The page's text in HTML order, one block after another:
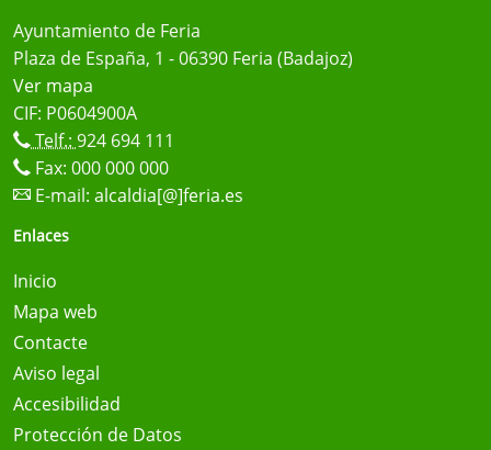
Ayuntamiento de Feria
Plaza de España, 1 - 06390 Feria (Badajoz)
Ver mapa
CIF: P0604900A
Telf.: 924 694 111
Fax: 000 000 000
E-mail: alcaldia[@]feria.es
Enlaces
Inicio
Mapa web
Contacte
Aviso legal
Accesibilidad
Protección de Datos